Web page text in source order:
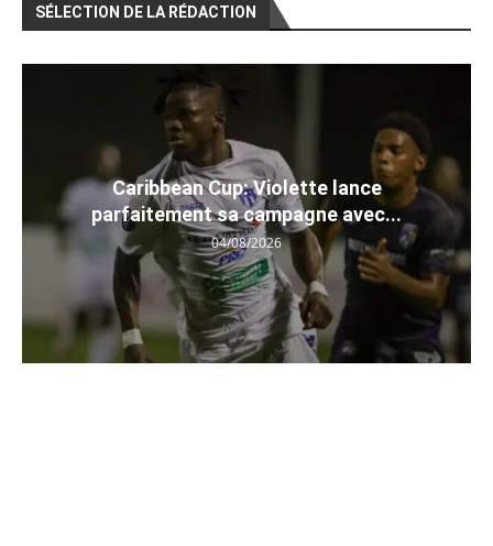
SÉLECTION DE LA RÉDACTION
Caribbean Cup: Violette lance
parfaitement sa campagne avec...
04/08/2026